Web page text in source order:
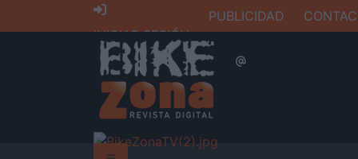
INICIAR SESIÓN
PUBLICIDAD